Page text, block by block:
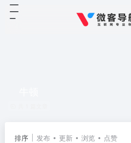
排序 发布 更新 浏览 点赞